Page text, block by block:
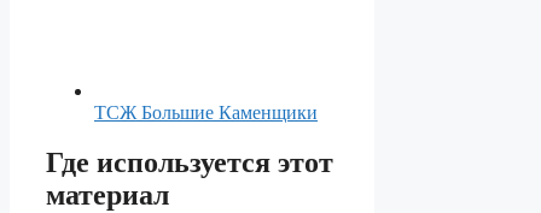
ТСЖ Большие Каменщики
Где используется этот
материал